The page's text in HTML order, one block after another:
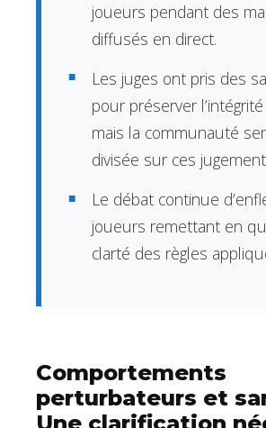
joueurs pendant des
diffusés en direct.
Les juges ont pris des
pour préserver
mais la communauté
divisée sur ces
Le débat continue
joueurs remettant en
clarté des règles
Comportements
perturbateurs et